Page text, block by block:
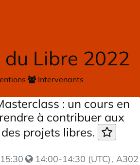
Libre 2022
Intervenants
: un cours en
à contribuer aux
projets libres.
15:30 14:00-14:30 (UTC) , A302